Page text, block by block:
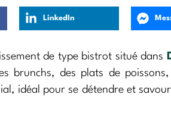
LinkedIn
de type bistrot situé dans
brunchs, des plats de poissons,
idéal pour se détendre et